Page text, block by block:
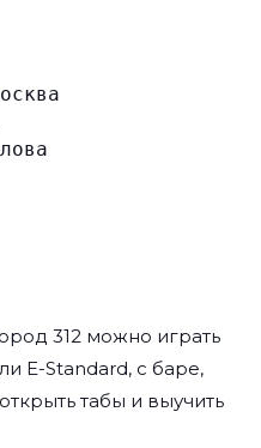
312 можно играть
E-Standard, с баре,
табы и выучить